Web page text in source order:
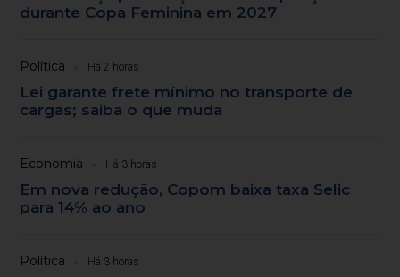
durante Copa Feminina em 2027
Política Há 2 horas
Lei garante frete mínimo no transporte de
cargas; saiba o que muda
Economia Há 3 horas
Em nova redução, Copom baixa taxa Selic
para 14% ao ano
Política Há 3 horas